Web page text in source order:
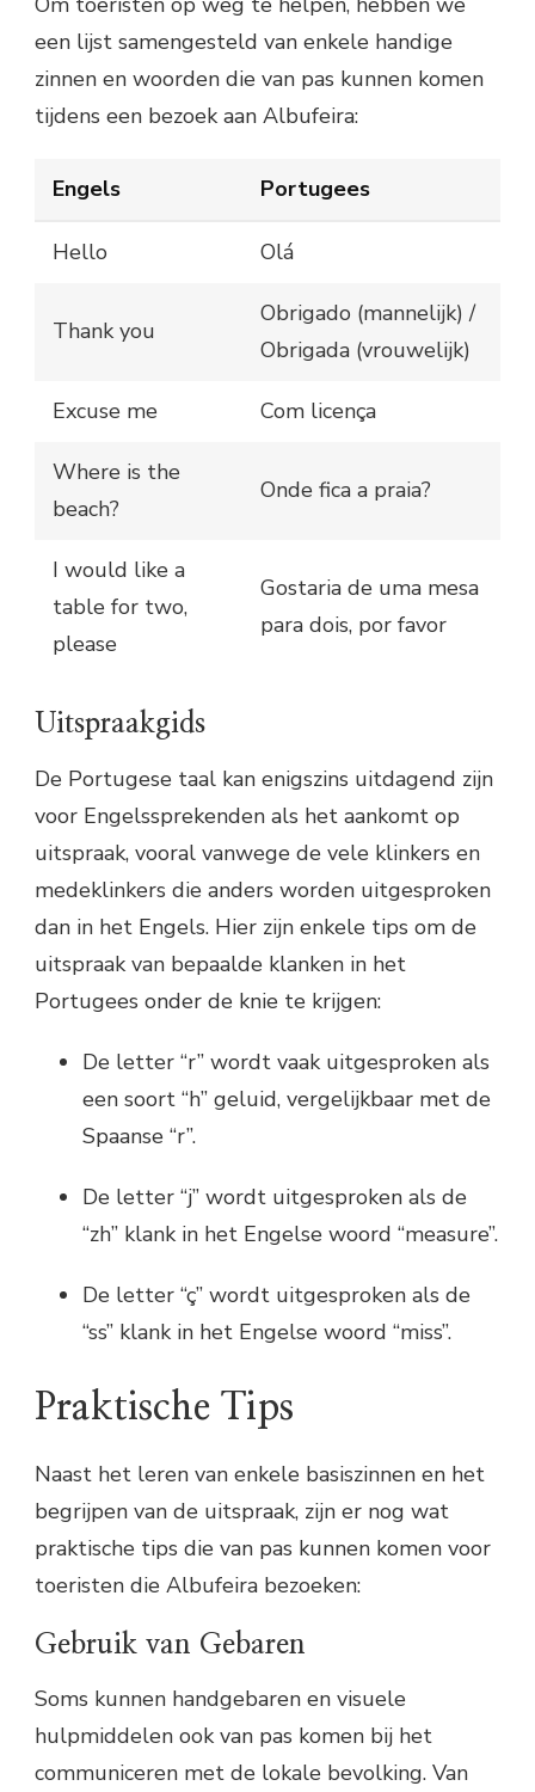
een lijst samengesteld van enkele handige
zinnen en woorden die van pas kunnen komen
tijdens een bezoek aan Albufeira:
Engels Portugees
Hello Olá
Thank you
Obrigado (mannelijk) /
Obrigada (vrouwelijk)
Excuse me Com licença
Where is the
beach?
Onde fica a praia?
I would like a
table for two,
please
Gostaria de uma mesa
para dois, por favor
Uitspraakgids
De Portugese taal kan enigszins uitdagend zijn
voor Engelssprekenden als het aankomt op
uitspraak, vooral vanwege de vele klinkers en
medeklinkers die anders worden uitgesproken
dan in het Engels. Hier zijn enkele tips om de
uitspraak van bepaalde klanken in het
Portugees onder de knie te krijgen:
De letter “r” wordt vaak uitgesproken als
een soort “h” geluid, vergelijkbaar met de
Spaanse “r”.
De letter “j” wordt uitgesproken als de
“zh” klank in het Engelse woord “measure”.
De letter “ç” wordt uitgesproken als de
“ss” klank in het Engelse woord “miss”.
Praktische Tips
Naast het leren van enkele basiszinnen en het
begrijpen van de uitspraak, zijn er nog wat
praktische tips die van pas kunnen komen voor
toeristen die Albufeira bezoeken:
Gebruik van Gebaren
Soms kunnen handgebaren en visuele
hulpmiddelen ook van pas komen bij het
communiceren met de lokale bevolking. Van